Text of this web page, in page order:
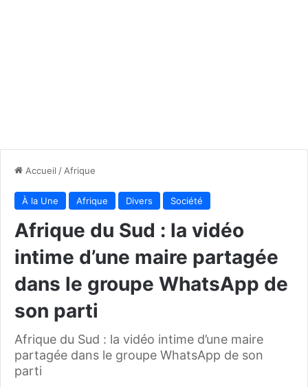
Accueil / Afrique
À la Une Afrique Divers Société
Afrique du Sud : la vidéo
intime d’une maire partagée
dans le groupe WhatsApp de
son parti
Afrique du Sud : la vidéo intime d’une maire
partagée dans le groupe WhatsApp de son
parti